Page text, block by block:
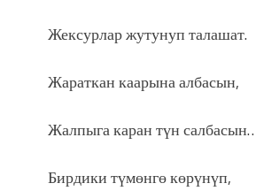
Жексурлар жутунуп талашат.
Жараткан каарына албасын,
Жалпыга каран түн
Бирдики түмөнгө көрүнүп,